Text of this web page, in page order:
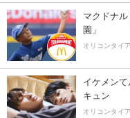
マクドナ
園」
オリコンタイ
イケメン
キュン
オリコンタイ